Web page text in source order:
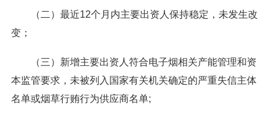
（二）最近12个月内主要出资人保持稳定，未发生改
变；
（三）新增主要出资人符合电子烟相关产能管理和资
本监管要求，未被列入国家有关机关确定的严重失信主体
名单或烟草行贿行为供应商名单;